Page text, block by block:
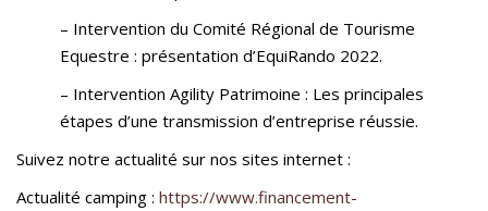
– Intervention du Comité Régional de Tourisme
Equestre : présentation d’EquiRando 2022.
– Intervention Agility Patrimoine : Les principales
étapes d’une transmission d’entreprise réussie.
Suivez notre actualité sur nos sites internet :
Actualité camping : https://www.financement-